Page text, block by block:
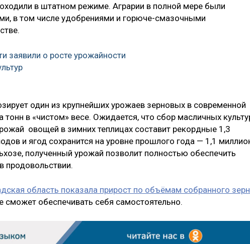
в штатном режиме. Аграрии в полной мере были
в том числе удобрениями и горюче-смазочными
заявили о росте урожайности
один из крупнейших урожаев зерновых в современной
в «чистом» весе. Ожидается, что сбор масличных
овощей в зимних теплицах составит рекордные 1,3
и ягод сохранится на уровне прошлого года — 1,1
полученный урожай позволит полностью обеспечить
продовольствии.
область показала прирост по объёмам собранного
сможет обеспечивать себя самостоятельно.